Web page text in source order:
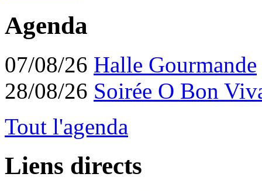
Agenda
07/08/26 Halle Gourmande
28/08/26 Soirée O Bon
Tout l'agenda
Liens directs